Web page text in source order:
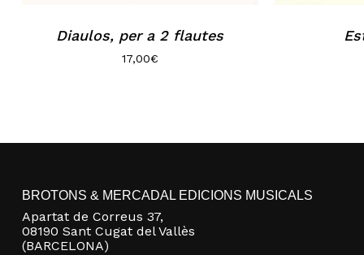
Diaulos, per a 2 flautes
17,00€
BROTONS & MERCADAL EDICIONS MUSICALS
Apartat de Correus 37,
08190 Sant Cugat del Vallès
(BARCELONA)